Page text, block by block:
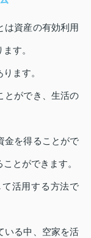
は資産の有効利用
す。
ます。
とができ、生活の
金を得ることがで
とができます。
活用する方法で
いる中、空家を活